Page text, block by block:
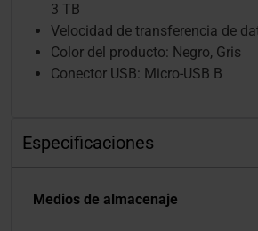
3 TB
Velocidad de transferencia de
Color del producto: Negro, Gris
Conector USB: Micro-USB B
Especificaciones
Medios de almacenaje